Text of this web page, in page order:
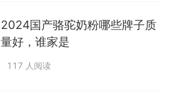
2024国产骆驼奶粉哪些牌子质
量好，谁家是
117 人阅读